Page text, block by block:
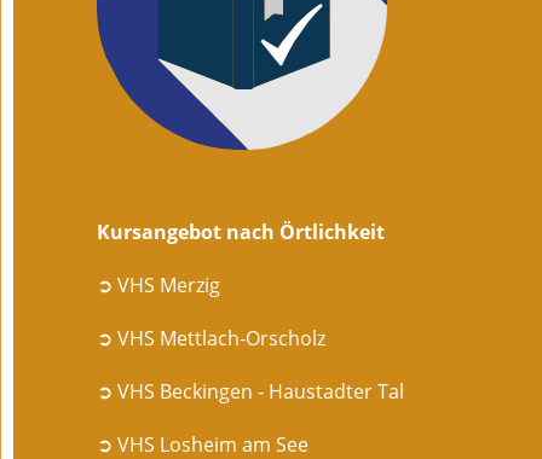
Kursangebot nach Örtlichkeit
➲ VHS Merzig
➲ VHS Mettlach-Orscholz
➲ VHS Beckingen - Haustadter Tal
➲ VHS Losheim am See